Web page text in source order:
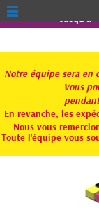
Jusqu'à
Notre équipe sera en
Vous
En revanche, les
Nous vous
Toute l'équipe vous